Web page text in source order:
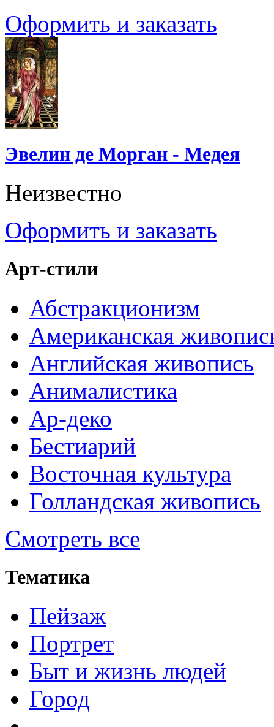
Оформить и заказать
Эвелин де Морган - Медея
Неизвестно
Оформить и заказать
Арт-стили
Абстракционизм
Американская
Английская живопись
Анималистика
Ар-деко
Бестиарий
Восточная культура
Голландская живопись
Смотреть все
Тематика
Пейзаж
Портрет
Быт и жизнь людей
Город